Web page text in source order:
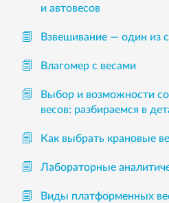
и автовесов
Взвешивание — один из
Влагомер с весами
Выбор и возможности
весов: разбираемся в
Как выбрать крановые
Лабораторные
Виды платформенных